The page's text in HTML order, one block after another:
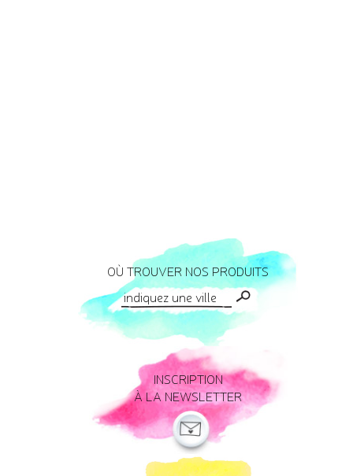
OÙ TROUVER NOS PRODUITS
INSCRIPTION
À LA NEWSLETTER